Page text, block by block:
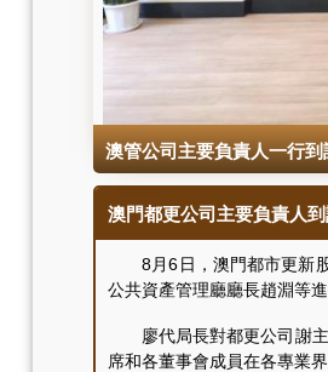
澳管公司主要負責人一行到
澳門都更公司主要負責人
8月6日，澳門都市更新股
公共資產管理廳廳長趙淵等進
廖代局長對都更公司謝主
席和各董事會成員在各專業